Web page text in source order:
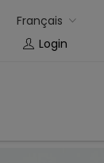
Français
Login